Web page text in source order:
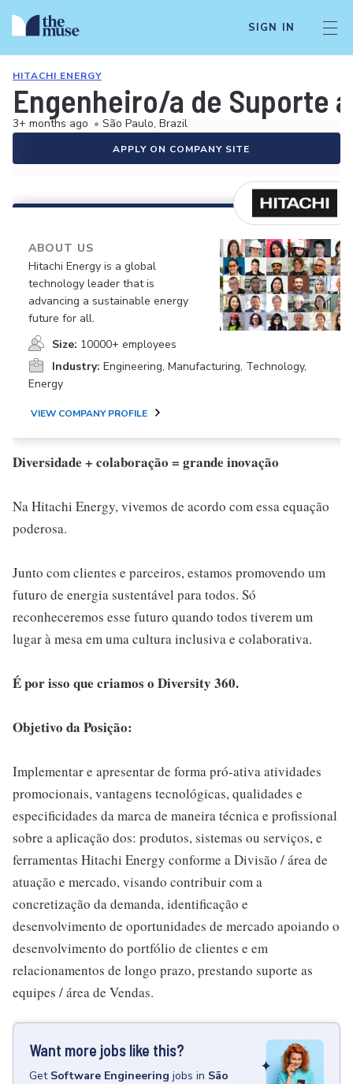
SIGN IN
HITACHI ENERGY
Engenheiro/a de Suporte
3+ months ago • São Paulo, Brazil
APPLY ON COMPANY SITE
ABOUT US
Hitachi Energy is a global
technology leader that is
advancing a sustainable energy
future for all.
Size: 10000+ employees
Industry: Engineering, Manufacturing, Technology,
Energy
VIEW COMPANY PROFILE
Diversidade + colaboração = grande inovação
Na Hitachi Energy, vivemos de acordo com essa equação
poderosa.
Junto com clientes e parceiros, estamos promovendo um
futuro de energia sustentável para todos. Só
reconheceremos esse futuro quando todos tiverem um
lugar à mesa em uma cultura inclusiva e colaborativa.
É por isso que criamos o Diversity 360.
Objetivo da Posição:
Implementar e apresentar de forma pró-ativa atividades
promocionais, vantagens tecnológicas, qualidades e
especificidades da marca de maneira técnica e profissional
sobre a aplicação dos: produtos, sistemas ou serviços, e
ferramentas Hitachi Energy conforme a Divisão / área de
atuação e mercado, visando contribuir com a
concretização da demanda, identificação e
desenvolvimento de oportunidades de mercado apoiando o
desenvolvimento do portfólio de clientes e em
relacionamentos de longo prazo, prestando suporte as
equipes / área de Vendas.
Want more jobs like this?
Get Software Engineering jobs in São